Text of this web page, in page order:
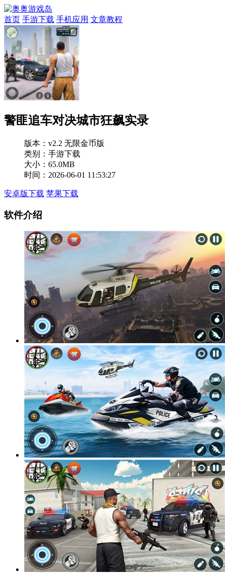
首页 手游下载 手机应用 文章教程
警匪追车对决城市狂飙实录
版本： v2.2 无限金币版
类别：手游下载
大小：65.0MB
时间：2026-06-01 11:53:27
安卓版下载 苹果下载
软件介绍